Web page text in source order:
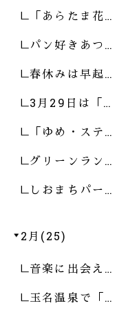
「あらたま花…
パン好きあつ…
春休みは早起…
3月29日は「…
「ゆめ・ステ…
グリーンラン…
しおまちパー…
2月(25)
音楽に出会え…
玉名温泉で「…